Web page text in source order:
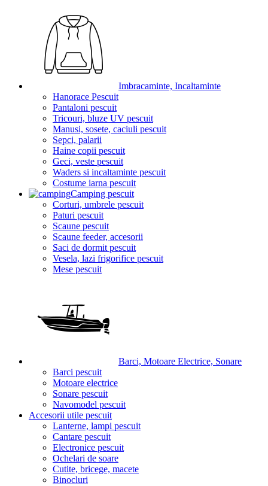
Imbracaminte, Incaltaminte
Hanorace Pescuit
Pantaloni pescuit
Tricouri, bluze UV pescuit
Manusi, sosete, caciuli pescuit
Sepci, palarii
Haine copii pescuit
Geci, veste pescuit
Waders si incaltaminte pescuit
Costume iarna pescuit
Camping pescuit
Corturi, umbrele pescuit
Paturi pescuit
Scaune pescuit
Scaune feeder, accesorii
Saci de dormit pescuit
Vesela, lazi frigorifice pescuit
Mese pescuit
Barci, Motoare Electrice, Sonare
Barci pescuit
Motoare electrice
Sonare pescuit
Navomodel pescuit
Accesorii utile pescuit
Lanterne, lampi pescuit
Cantare pescuit
Electronice pescuit
Ochelari de soare
Cutite, bricege, macete
Binocluri